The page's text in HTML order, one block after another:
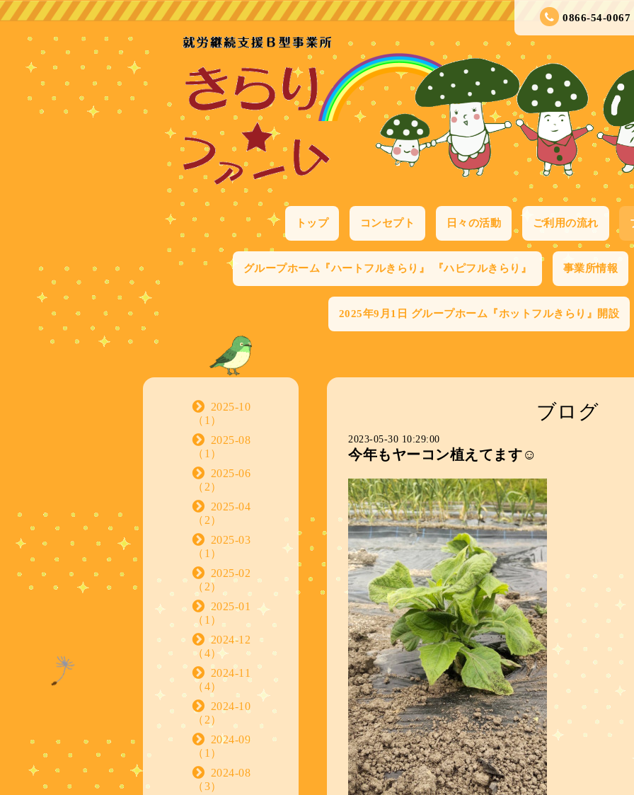
0866-54-0067
トップ コンセプト 日々の活動 ご利用の流れ
グループホーム『ハートフルきらり』 『ハピフルきらり』 事業所情報
2025年9月1日 グループホーム『ホットフルきらり』開設
ブログ
2023-05-30 10:29:00
今年もヤーコン植えてます☺
2025-10
（1）
2025-08
（1）
2025-06
（2）
2025-04
（2）
2025-03
（1）
2025-02
（2）
2025-01
（1）
2024-12
（4）
2024-11
（4）
2024-10
（2）
2024-09
（1）
2024-08
（3）